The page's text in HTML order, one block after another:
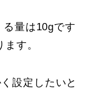
量は10gです
す。
設定したいと